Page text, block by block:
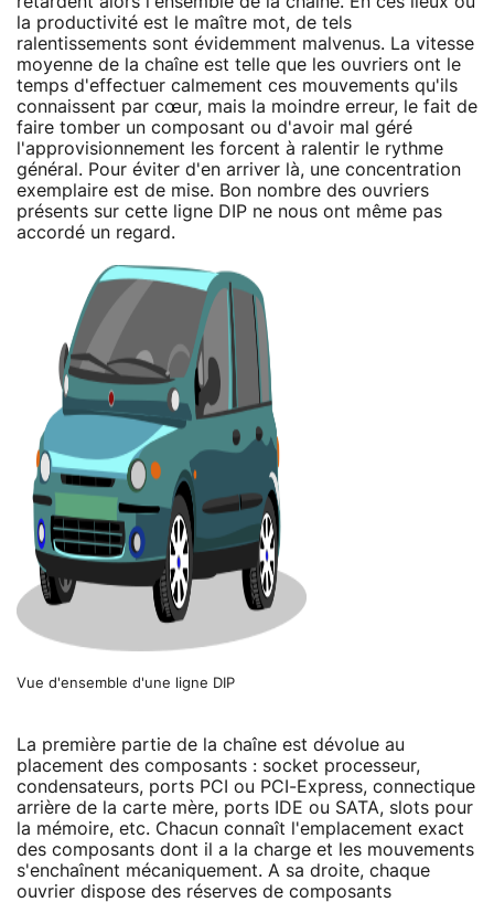
la productivité est le maître mot, de tels
ralentissements sont évidemment malvenus. La vitesse
moyenne de la chaîne est telle que les ouvriers ont le
temps d'effectuer calmement ces mouvements qu'ils
connaissent par cœur, mais la moindre erreur, le fait de
faire tomber un composant ou d'avoir mal géré
l'approvisionnement les forcent à ralentir le rythme
général. Pour éviter d'en arriver là, une concentration
exemplaire est de mise. Bon nombre des ouvriers
présents sur cette ligne DIP ne nous ont même pas
accordé un regard.
Vue d'ensemble d'une ligne DIP
La première partie de la chaîne est dévolue au
placement des composants : socket processeur,
condensateurs, ports PCI ou PCI-Express, connectique
arrière de la carte mère, ports IDE ou SATA, slots pour
la mémoire, etc. Chacun connaît l'emplacement exact
des composants dont il a la charge et les mouvements
s'enchaînent mécaniquement. A sa droite, chaque
ouvrier dispose des réserves de composants